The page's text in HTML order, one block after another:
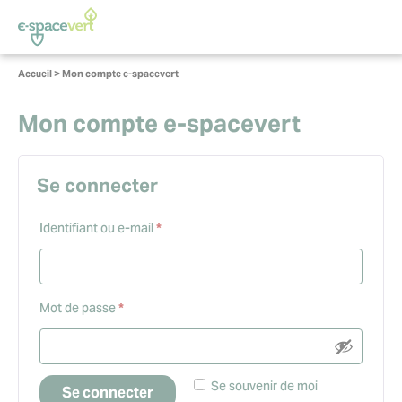
Panneau de gestion des cookies
Vous
Accueil>Mon compte e-spacevert
Mon compte e-spacevert
Se connecter
Identifiant ou e-mail *Obligatoire
Mot de passe*Obligatoire
Se souvenir de moi
Se connecter